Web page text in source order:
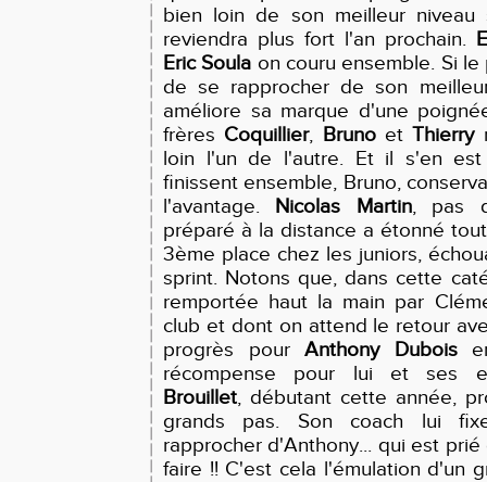
bien loin de son meilleur
reviendra plus fort l'an prochain.
Eric Soula on couru ensemble. Si
de se rapprocher de son
améliore sa marque d'une
frères Coquillier, BrunoetThierry
loin l'un de l'autre. Et il s'en
finissent ensemble, Bruno,
l'avantage. Nicolas Martin, pas
préparé à la distance a étonné
3ème place chez les juniors,
sprint. Notons que, dans cette
remportée haut la main par
club et dont on attend le retour
progrès pourAnthony Dubois
récompense pour lui et ses
Brouillet, débutant cette année,
grands pas. Son coach lui
rapprocher d'Anthony... qui est
faire !! C'est cela l'émulation d'un